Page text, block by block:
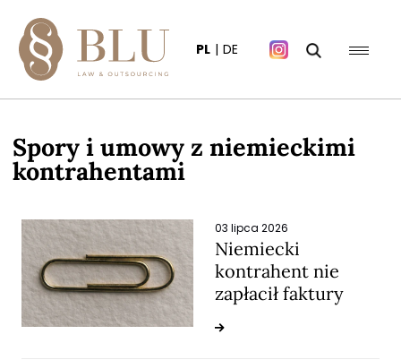
PL DE
Spory i umowy z niemieckimi
kontrahentami
03 lipca 2026
Niemiecki
kontrahent nie
zapłacił faktury